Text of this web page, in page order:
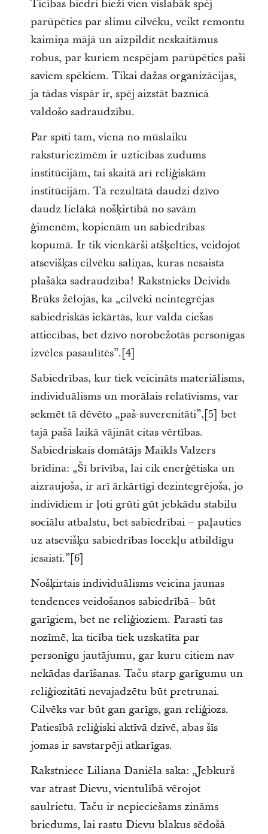
Ticības biedri bieži vien vislabāk spēj
parūpēties par slimu cilvēku, veikt remontu
kaimiņa mājā un aizpildīt neskaitāmus
robus, par kuriem nespējam parūpēties paši
saviem spēkiem. Tikai dažas organizācijas,
ja tādas vispār ir, spēj aizstāt baznīcā
valdošo sadraudzību.
Par spīti tam, viena no mūslaiku
raksturiezīmēm ir uzticības zudums
institūcijām, tai skaitā arī reliģiskām
institūcijām. Tā rezultātā daudzi dzīvo
daudz lielākā nošķirtībā no savām
ģimenēm, kopienām un sabiedrības
kopumā. Ir tik vienkārši atšķelties, veidojot
atsevišķas cilvēku saliņas, kuras nesaista
plašāka sadraudzība! Rakstnieks Deivids
Brūks žēlojās, ka „cilvēki neintegrējas
sabiedriskās iekārtās, kur valda ciešas
attiecības, bet dzīvo norobežotās personīgas
izvēles pasaulītēs”.[4]
Sabiedrības, kur tiek veicināts materiālisms,
individuālisms un morālais relatīvisms, var
sekmēt tā dēvēto „paš-suverenitāti”,[5] bet
tajā pašā laikā vājināt citas vērtības.
Sabiedriskais domātājs Maikls Valzers
brīdina: „Šī brīvība, lai cik enerģētiska un
aizraujoša, ir arī ārkārtīgi dezintegrējoša, jo
indivīdiem ir ļoti grūti gūt jebkādu stabilu
sociālu atbalstu, bet sabiedrībai – paļauties
uz atsevišķu sabiedrības locekļu atbildīgu
iesaisti.”[6]
Nošķirtais individuālisms veicina jaunas
tendences veidošanos sabiedrībā– būt
garīgiem, bet ne reliģioziem. Parasti tas
nozīmē, ka ticība tiek uzskatīta par
personīgu jautājumu, gar kuru citiem nav
nekādas darīšanas. Taču starp garīgumu un
reliģiozitāti nevajadzētu būt pretrunai.
Cilvēks var būt gan garīgs, gan reliģiozs.
Patiesībā reliģiski aktīvā dzīvē, abas šīs
jomas ir savstarpēji atkarīgas.
Rakstniece Liliana Daniēla saka: „Jebkurš
var atrast Dievu, vientulībā vērojot
saulrietu. Taču ir nepieciešams zināms
briedums, lai rastu Dievu blakus sēdošā